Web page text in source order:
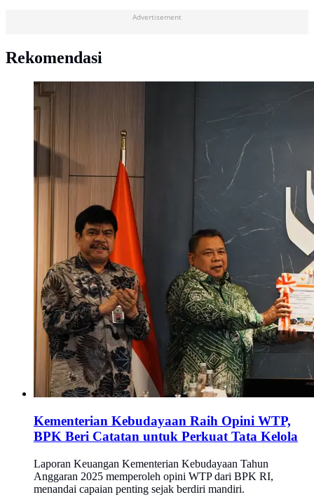
Advertisement
Rekomendasi
Kementerian Kebudayaan Raih Opini WTP,
BPK Beri Catatan untuk Perkuat Tata Kelola
Laporan Keuangan Kementerian Kebudayaan Tahun
Anggaran 2025 memperoleh opini WTP dari BPK RI,
menandai capaian penting sejak berdiri mandiri.